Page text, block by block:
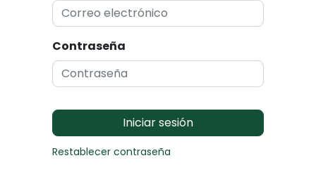
Contraseña
Iniciar sesión
Restablecer contraseña